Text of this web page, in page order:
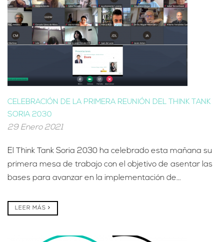
CELEBRACIÓN DE LA PRIMERA REUNIÓN DEL THINK TANK
SORIA 2030
29 Enero 2021
El Think Tank Soria 2030 ha celebrado esta mañana su
primera mesa de trabajo con el objetivo de asentar las
bases para avanzar en la implementación de...
LEER MÁS